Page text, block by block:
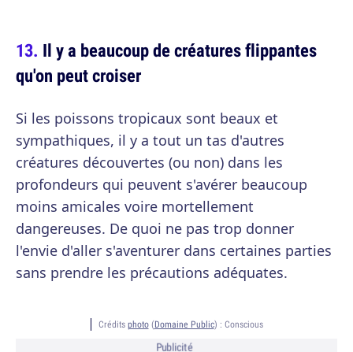
Il y a beaucoup de créatures flippantes
qu'on peut croiser
Si les poissons tropicaux sont beaux et
sympathiques, il y a tout un tas d'autres
créatures découvertes (ou non) dans les
profondeurs qui peuvent s'avérer beaucoup
moins amicales voire mortellement
dangereuses. De quoi ne pas trop donner
l'envie d'aller s'aventurer dans certaines parties
sans prendre les précautions adéquates.
Crédits photo(Domaine Public) : Conscious
Publicité